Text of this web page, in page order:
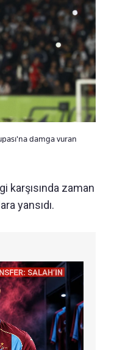
damga vuran
karşısında zaman
yansıdı.